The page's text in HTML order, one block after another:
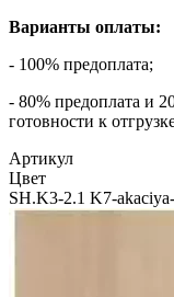
Варианты оплаты:
- 100% предоплата;
- 80% предоплата и
готовности к
Артикул
Цвет
SH.K3-2.1 K7-